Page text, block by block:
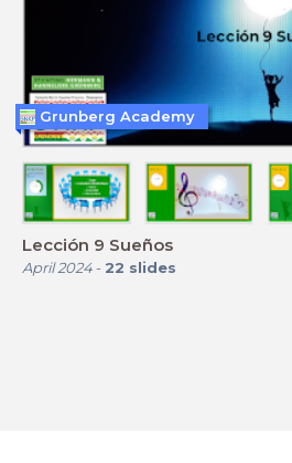
Lección 9 Sueños
April 2024- 22 slides
Grunberg Academy